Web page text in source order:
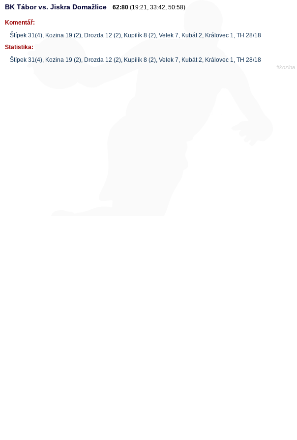
BK Tábor vs. Jiskra Domažlice 62:80 (19:21, 33:42, 50:58)
Komentář:
Štípek 31(4), Kozina 19 (2), Drozda 12 (2), Kupilík 8 (2), Velek 7, Kubát 2, Královec 1, TH 28/18
Statistika:
Štípek 31(4), Kozina 19 (2), Drozda 12 (2), Kupilík 8 (2), Velek 7, Kubát 2, Královec 1, TH 28/18
#kozina